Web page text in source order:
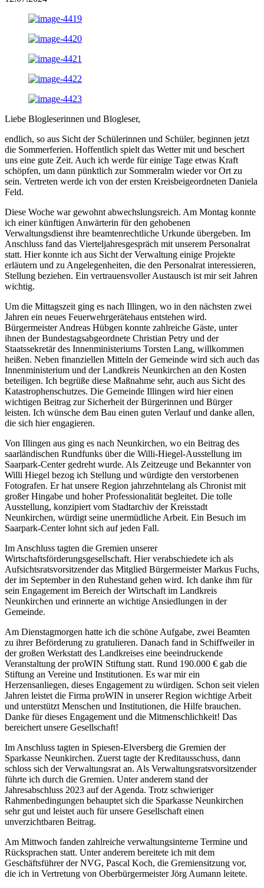
Liebe Blogleserinnen und Blogleser,
endlich, so aus Sicht der Schülerinnen und Schüler, beginnen jetzt
die Sommerferien. Hoffentlich spielt das Wetter mit und beschert
uns eine gute Zeit. Auch ich werde für einige Tage etwas Kraft
schöpfen, um dann pünktlich zur Sommeralm wieder vor Ort zu
sein. Vertreten werde ich von der ersten Kreisbeigeordneten Daniela
Feld.
Diese Woche war gewohnt abwechslungsreich. Am Montag konnte
ich einer künftigen Anwärterin für den gehobenen
Verwaltungsdienst ihre beamtenrechtliche Urkunde übergeben. Im
Anschluss fand das Vierteljahresgespräch mit unserem Personalrat
statt. Hier konnte ich aus Sicht der Verwaltung einige Projekte
erläutern und zu Angelegenheiten, die den Personalrat interessieren,
Stellung beziehen. Ein vertrauensvoller Austausch ist mir seit Jahren
wichtig.
Um die Mittagszeit ging es nach Illingen, wo in den nächsten zwei
Jahren ein neues Feuerwehrgerätehaus entstehen wird.
Bürgermeister Andreas Hübgen konnte zahlreiche Gäste, unter
ihnen der Bundestagsabgeordnete Christian Petry und der
Staatssekretär des Innenministeriums Torsten Lang, willkommen
heißen. Neben finanziellen Mitteln der Gemeinde wird sich auch das
Innenministerium und der Landkreis Neunkirchen an den Kosten
beteiligen. Ich begrüße diese Maßnahme sehr, auch aus Sicht des
Katastrophenschutzes. Die Gemeinde Illingen wird hier einen
wichtigen Beitrag zur Sicherheit der Bürgerinnen und Bürger
leisten. Ich wünsche dem Bau einen guten Verlauf und danke allen,
die sich hier engagieren.
Von Illingen aus ging es nach Neunkirchen, wo ein Beitrag des
saarländischen Rundfunks über die Willi-Hiegel-Ausstellung im
Saarpark-Center gedreht wurde. Als Zeitzeuge und Bekannter von
Willi Hiegel bezog ich Stellung und würdigte den verstorbenen
Fotografen. Er hat unsere Region jahrzehntelang als Chronist mit
großer Hingabe und hoher Professionalität begleitet. Die tolle
Ausstellung, konzipiert vom Stadtarchiv der Kreisstadt
Neunkirchen, würdigt seine unermüdliche Arbeit. Ein Besuch im
Saarpark-Center lohnt sich auf jeden Fall.
Im Anschluss tagten die Gremien unserer
Wirtschaftsförderungsgesellschaft. Hier verabschiedete ich als
Aufsichtsratsvorsitzender das Mitglied Bürgermeister Markus Fuchs,
der im September in den Ruhestand gehen wird. Ich danke ihm für
sein Engagement im Bereich der Wirtschaft im Landkreis
Neunkirchen und erinnerte an wichtige Ansiedlungen in der
Gemeinde.
Am Dienstagmorgen hatte ich die schöne Aufgabe, zwei Beamten
zu ihrer Beförderung zu gratulieren. Danach fand in Schiffweiler in
der großen Werkstatt des Landkreises eine beeindruckende
Veranstaltung der proWIN Stiftung statt. Rund 190.000 € gab die
Stiftung an Vereine und Institutionen. Es war mir ein
Herzensanliegen, dieses Engagement zu würdigen. Schon seit vielen
Jahren leistet die Firma proWIN in unserer Region wichtige Arbeit
und unterstützt Menschen und Institutionen, die Hilfe brauchen.
Danke für dieses Engagement und die Mitmenschlichkeit! Das
bereichert unsere Gesellschaft!
Im Anschluss tagten in Spiesen-Elversberg die Gremien der
Sparkasse Neunkirchen. Zuerst tagte der Kreditausschuss, dann
schloss sich der Verwaltungsrat an. Als Verwaltungsratsvorsitzender
führte ich durch die Gremien. Unter anderem stand der
Jahresabschluss 2023 auf der Agenda. Trotz schwieriger
Rahmenbedingungen behauptet sich die Sparkasse Neunkirchen
sehr gut und leistet auch für unsere Gesellschaft einen
unverzichtbaren Beitrag.
Am Mittwoch fanden zahlreiche verwaltungsinterne Termine und
Rücksprachen statt. Unter anderem bereitete ich mit dem
Geschäftsführer der NVG, Pascal Koch, die Gremiensitzung vor,
die ich in Vertretung von Oberbürgermeister Jörg Aumann leitete.